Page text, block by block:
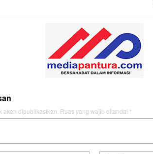
akan dipublikasikan. Ruas yang wajib ditandai *